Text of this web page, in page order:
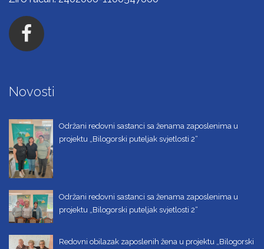
Novosti
Održani redovni sastanci sa ženama zaposlenima u
projektu „Bilogorski puteljak svjetlosti 2“
Održani redovni sastanci sa ženama zaposlenima u
projektu „Bilogorski puteljak svjetlosti 2“
Redovni obilazak zaposlenih žena u projektu „Bilogorski